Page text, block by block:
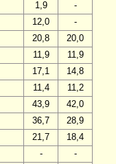
1,9
-
12,0
-
20,8
20,0
11,9
11,9
17,1
14,8
11,4
11,2
43,9
42,0
36,7
28,9
21,7
18,4
-
-